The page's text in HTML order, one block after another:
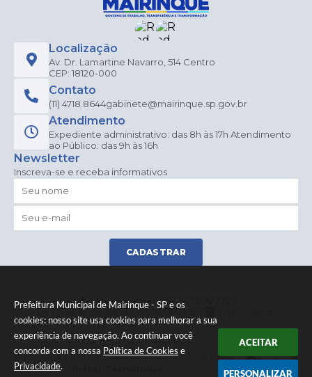
Prefeitura Municipal de Mairinque - SP e os
cookies: nosso site usa cookies para melhorar a sua
experiência de navegação. Ao continuar você
concorda com a nossa Política de Cookies e
Privacidade.
ACEITAR
PERSONALIZAR
Localização
Av. Dr. Lamartine Navarro, 514 Centro
CEP: 18120-000
Contato
(11) 4718.8644gabinete@mairinque.sp.gov.br
Atendimento
Expediente administrativo: das 8h às 17h Atendimento
ao Público: das 9h às 16h
Newsletter
Inscreva-se e receba informativos
CADASTRAR
Versão do Sistema:3.5.3 - 19/06/2026
Portal atualizado em: 07/08/2026 15:31
© Copyright Instar - 2006-2026. Todos os direitos
reservados -